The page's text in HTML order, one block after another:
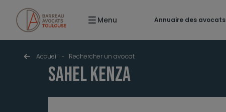
Menu Annuaire des avocats
Accueil - Rechercher un avocat
SAHEL Kenza